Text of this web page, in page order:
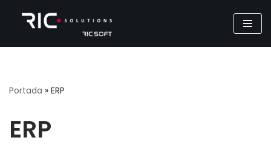
Saltar
al
Portada » ERP
ERP